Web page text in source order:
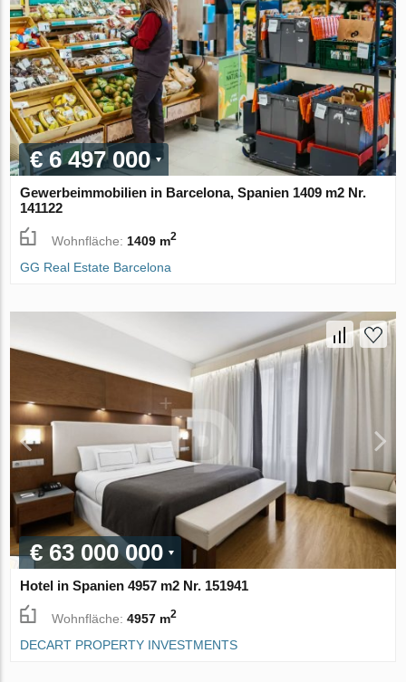
€ 6 497 000
Gewerbeimmobilien in Barcelona, Spanien 1409 m2 Nr.
141122
Wohnfläche: 1409 m2
GG Real Estate Barcelona
€ 63 000 000
Hotel in Spanien 4957 m2 Nr. 151941
Wohnfläche:4957 m2
DECART PROPERTY INVESTMENTS